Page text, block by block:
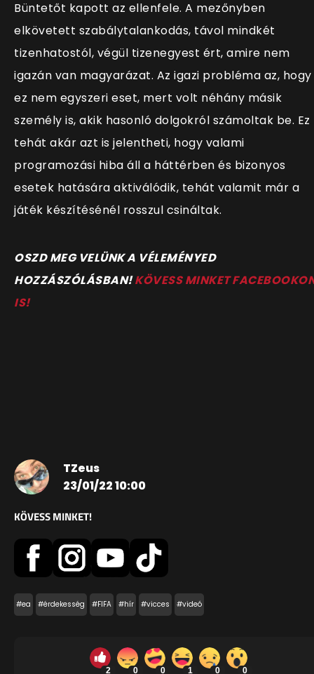
Büntetőt kapott az ellenfele. A mezőnyben
elkövetett szabálytalankodás, távol mindkét
tizenhatostól, végül tizenegyest ért, amire nem
igazán van magyarázat. Az igazi probléma az, hogy
ez nem egyszeri eset, mert volt néhány másik
személy is, akik hasonló dolgokról számoltak be. Ez
tehát akár azt is jelentheti, hogy valami
programozási hiba áll a háttérben és bizonyos
esetek hatására aktiválódik, tehát valamit már a
játék készítésénél rosszul csináltak.
OSZD MEG VELÜNK A VÉLEMÉNYED
HOZZÁSZÓLÁSBAN!KÖVESS MINKET
IS!
TZeus
23/01/22 10:00
KÖVESS MINKET!
#ea #érdekesség #FIFA #hír #vicces #videó
2 0 0 1 0 0